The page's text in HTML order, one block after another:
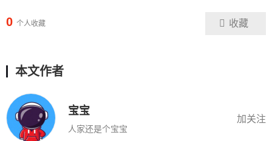
0 个人收藏 收藏
本文作者
宝宝
人家还是个宝宝
加关注